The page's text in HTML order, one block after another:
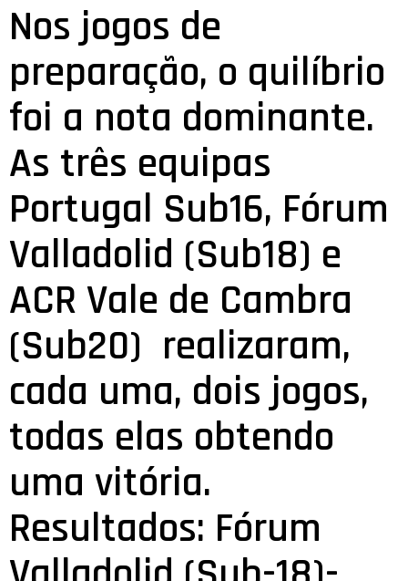
Nos jogos de
preparação, o quilíbrio
foi a nota dominante.
As três equipas 
Portugal Sub16, Fórum
Valladolid (Sub18) e
ACR Vale de Cambra
(Sub20)  realizaram,
cada uma, dois jogos,
todas elas obtendo
uma vitória.
Resultados: Fórum